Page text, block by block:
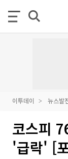
이투데이 뉴스발
코스피
'급락' [